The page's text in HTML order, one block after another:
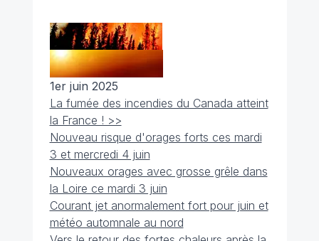
1er juin 2025
La fumée des incendies du Canada atteint
la France ! >>
Nouveau risque d'orages forts ces mardi
3 et mercredi 4 juin
Nouveaux orages avec grosse grêle dans
la Loire ce mardi 3 juin
Courant jet anormalement fort pour juin et
météo automnale au nord